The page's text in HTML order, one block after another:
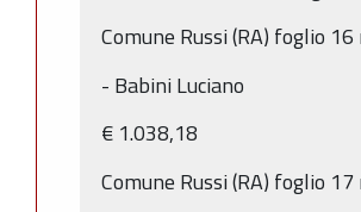
Comune Russi (RA) foglio
- Babini Luciano
€ 1.038,18
Comune Russi (RA) foglio